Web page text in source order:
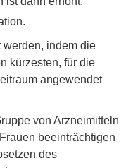
indem die
kürzesten, für die
angewendet
von Arzneimitteln
beeinträchtigen
des